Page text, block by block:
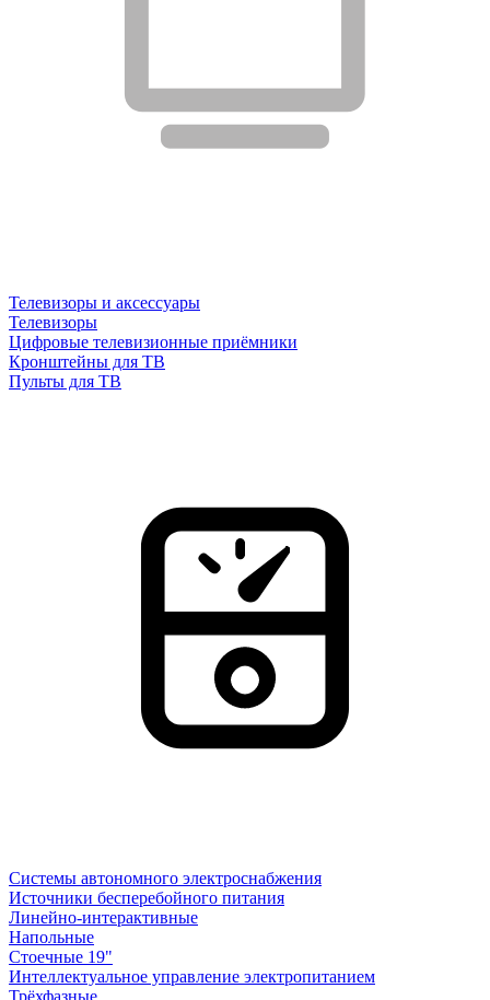
Телевизоры и аксессуары
Телевизоры
Цифровые телевизионные приёмники
Кронштейны для ТВ
Пульты для ТВ
Системы автономного электроснабжения
Источники бесперебойного питания
Линейно-интерактивные
Напольные
Стоечные 19"
Интеллектуальное управление электропитанием
Трёхфазные